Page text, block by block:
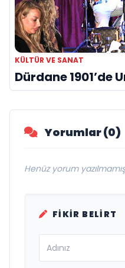
KÜLTÜR VE SANAT
Dürdane 1901’de
Yorumlar (0)
Henüz yorum
FIKIR BELIRT